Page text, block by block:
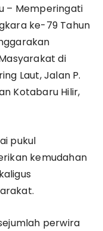
– Memperingati
ke-79 Tahun
di
Laut, Jalan P.
Kotabaru Hilir,
pukul
kemudahan
perwira